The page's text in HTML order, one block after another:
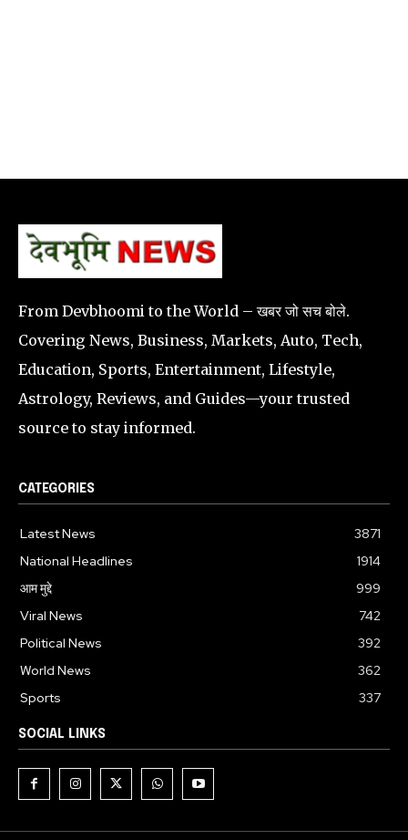
From Devbhoomi to the World – खबर जो सच बोले.
Covering News, Business, Markets, Auto, Tech,
Education, Sports, Entertainment, Lifestyle,
Astrology, Reviews, and Guides—your trusted
source to stay informed.
CATEGORIES
Latest News
3871
National Headlines
1914
आम मुद्दे
999
Viral News
742
Political News
392
World News
362
Sports
337
SOCIAL LINKS